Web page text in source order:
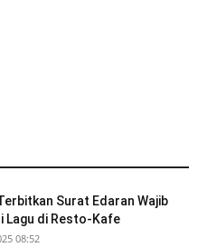
Surat Edaran Wajib
Lagu di Resto-Kafe
08:52